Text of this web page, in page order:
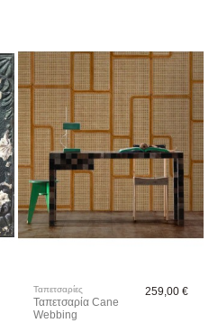
Ταπετσαρίες
Ταπετσαρία Cane
Webbing
259,00 €